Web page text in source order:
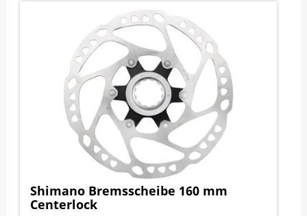
Shimano Bremsscheibe 160 mm
Centerlock